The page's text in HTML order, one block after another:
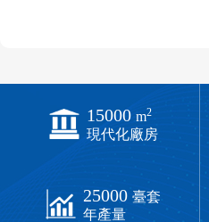
15000 m2
現代化廠房
25000 臺套
年產量